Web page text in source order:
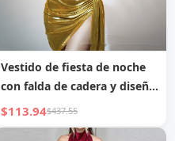
Vestido de fiesta de noche
con falda de cadera y diseño
de superficie brillante
dorada
$113.94$437.55